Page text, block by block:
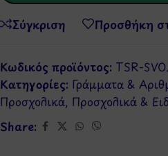
Σύγκριση Προσθήκη
Κωδικός προϊόντος: TSR-
Κατηγορίες: Γράμματα &
Προσχολικά, Προσχολικά &
Share: